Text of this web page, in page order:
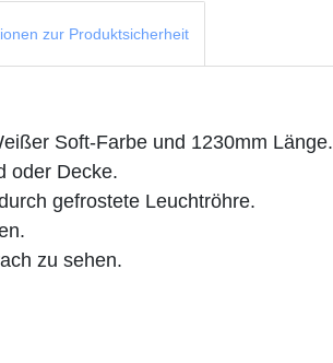
zur Produktsicherheit
Soft-Farbe und 1230mm Länge.
oder Decke.
gefrostete Leuchtröhre.
zu sehen.